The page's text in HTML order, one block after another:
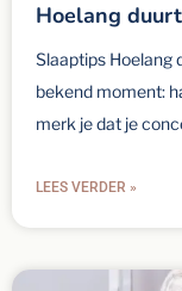
Hoelang
Slaaptips Hoelang
bekend moment:
merk je dat je
LEES VERDER »